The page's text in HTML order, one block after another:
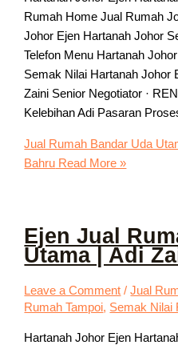
Rumah Home Jual Rumah
Johor Ejen Hartanah Johor
Telefon Menu Hartanah
Semak Nilai Hartanah Johor
Zaini Senior Negotiator ·
Kelebihan Adi Pasaran
Jual Rumah Bandar Uda
Bahru Read More »
Ejen Jual
Utama | Adi
Leave a Comment /Jual
Rumah Tampoi, Semak Nilai
Hartanah Johor Ejen